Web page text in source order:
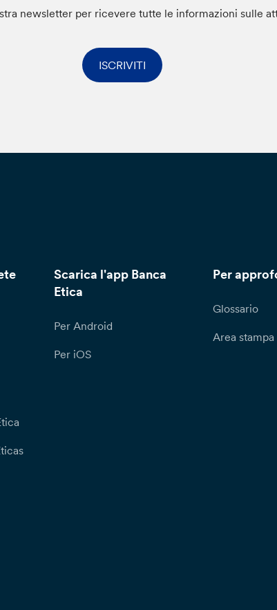
newsletter per ricevere tutte le informazioni sulle
ISCRIVITI
Scarica l'app Banca
Etica
Per Android
Per iOS
Per
Glossario
Area stampa